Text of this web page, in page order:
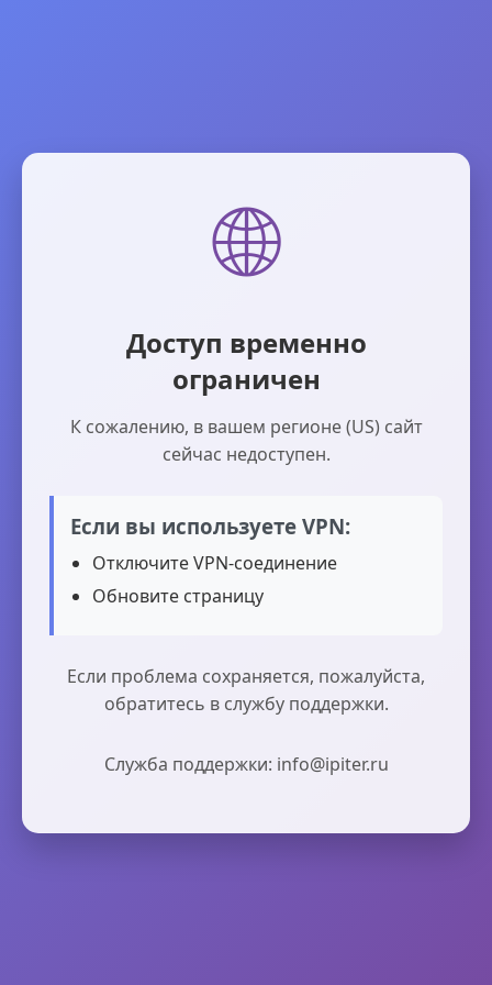
🌐
Доступ временно
ограничен
К сожалению, в вашем регионе (US) сайт
сейчас недоступен.
Если вы используете VPN:
Отключите VPN-соединение
Обновите страницу
Если проблема сохраняется, пожалуйста,
обратитесь в службу поддержки.
Служба поддержки: info@ipiter.ru